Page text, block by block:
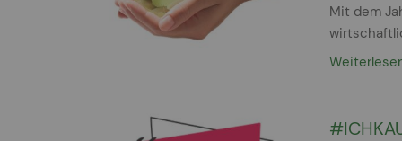
Mit dem